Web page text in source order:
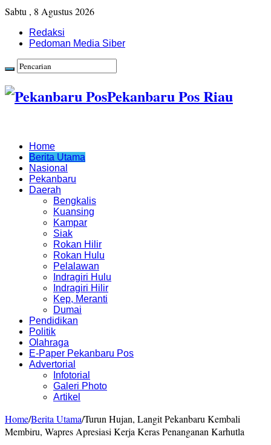
Sabtu , 8 Agustus 2026
Redaksi
Pedoman Media Siber
Pekanbaru Pos Riau
Home
Berita Utama
Nasional
Pekanbaru
Daerah
Bengkalis
Kuansing
Kampar
Siak
Rokan Hilir
Rokan Hulu
Pelalawan
Indragiri Hulu
Indragiri Hilir
Kep, Meranti
Dumai
Pendidikan
Politik
Olahraga
E-Paper Pekanbaru Pos
Advertorial
Infotorial
Galeri Photo
Artikel
Home/Berita Utama/Turun Hujan, Langit Pekanbaru Kembali
Membiru, Wapres Apresiasi Kerja Keras Penanganan Karhutla